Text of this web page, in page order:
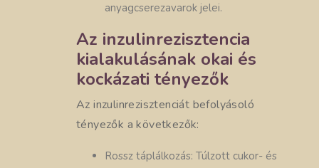
anyagcserezavarok jelei.
Az inzulinrezisztencia
kialakulásának okai és
kockázati tényezők
Az inzulinrezisztenciát befolyásoló
tényezők a következők:
Rossz táplálkozás: Túlzott cukor- és